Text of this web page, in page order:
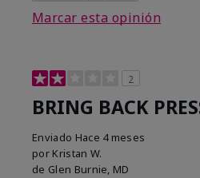
Marcar esta opinión
2
BRING BACK
Enviado Hace 4 meses
por Kristan W.
de Glen Burnie, MD